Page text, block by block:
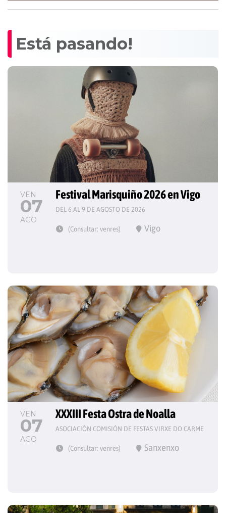
Está pasando!
VEN
07
AGO
Festival Marisquiño 2026 en Vigo
DEL 6 AL 9 DE AGOSTO DE 2026
(Consultar: venres) Vigo
VEN
07
AGO
XXXIII Festa Ostra de Noalla
ASOCIACIÓN COMISIÓN DE FESTAS VIRXE DO CARME
(Consultar: venres) Sanxenxo